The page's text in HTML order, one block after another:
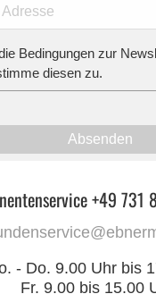
Bedingungen zur
diesen zu.
Absenden
+49
- Do. 9.00 Uhr bis
Fr. 9.00 bis 15.00